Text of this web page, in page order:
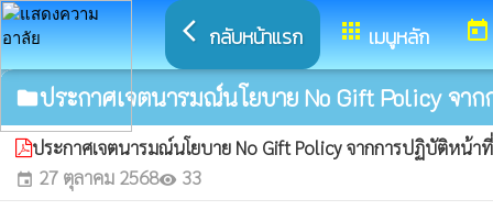
arrow_back_ios กลับหน้าแรก appsเมนูหลัก today
folderประกาศเจตนารมณ์นโยบาย No Gift Policy จา
ประกาศเจตนารมณ์นโยบาย No Gift Policy จากการปฏิบัติหน้
event 27 ตุลาคม 2568visibility 33